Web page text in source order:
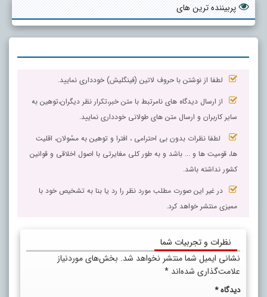
پربیننده ترین های
لطفا از نوشتن با حروف لاتین (فینگلیش) خودداری نمایید.
از ارسال دیدگاه های نامرتبط با متن خبر،تکرار نظر دیگران،توهین به
سایر کاربران و ارسال متن های طولانی خودداری نمایید.
لطفا نظرات بدون بی احترامی ، افترا و توهین به مسٔولان، اقلیت
ها، قومیت ها و ... باشد و به طور کلی مغایرتی با اصول اخلاقی و قوانین
کشور نداشته باشد.
در غیر این صورت مطلب مورد نظر را رد یا بنا به تشخیص خود با
ممیزی منتشر خواهد کرد.
نظرات و تجربیات شما
نشانی ایمیل شما منتشر نخواهد شد. بخش‌های موردنیاز
علامت‌گذاری شده‌اند *
دیدگاه*